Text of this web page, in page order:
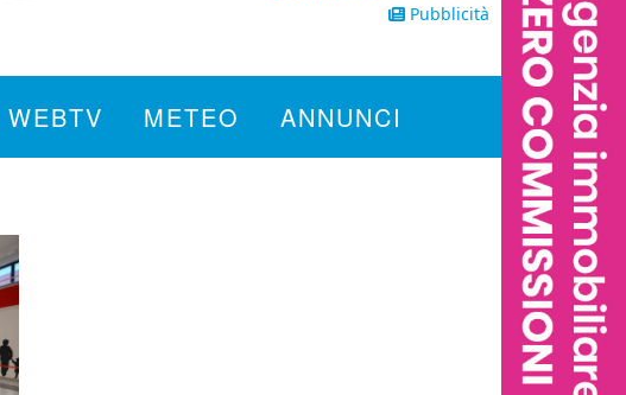
Pubblicità
WEBTV METEO ANNUNCI